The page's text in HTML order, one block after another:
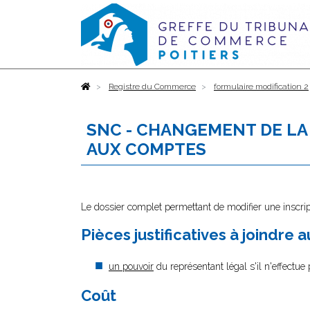
AccueilRegistre du Commerce formulaire modification 2
SNC - CHANGEMENT DE
AUX COMPTES
Le dossier complet permettant de modifier une
Pièces justificatives à joindre
un pouvoir du représentant légal s'il
Coût